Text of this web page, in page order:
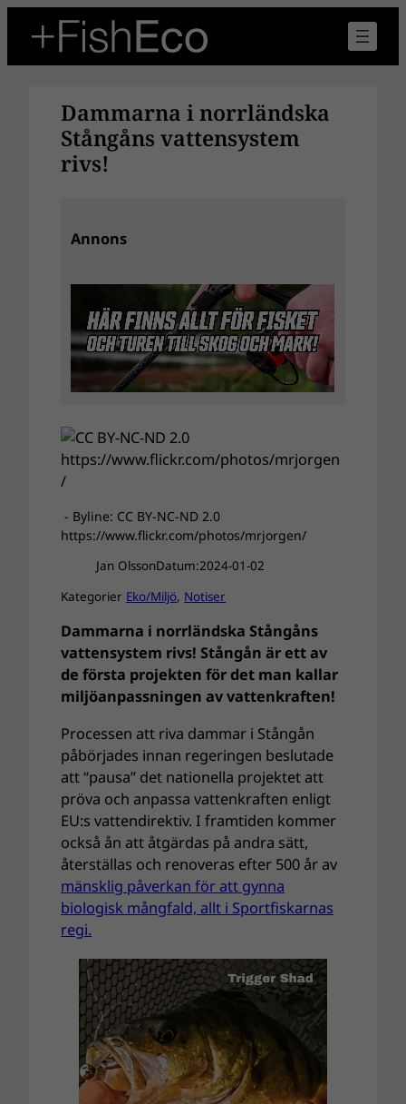
innehåll
Dammarna i norrländska
Stångåns vattensystem
rivs!
Annons
- Byline: CC BY-NC-ND 2.0
https://www.flickr.com/photos/mrjorgen/
Jan OlssonDatum:2024-01-02
Kategorier Eko/Miljö, Notiser
Dammarna i norrländska Stångåns
vattensystem rivs! Stångån är ett av
de första projekten för det man kallar
miljöanpassningen av vattenkraften!
Processen att riva dammar i Stångån
påbörjades innan regeringen beslutade
att “pausa” det nationella projektet att
pröva och anpassa vattenkraften enligt
EU:s vattendirektiv. I framtiden kommer
också ån att åtgärdas på andra sätt,
återställas och renoveras efter 500 år av
mänsklig påverkan för att gynna
biologisk mångfald, allt i Sportfiskarnas
regi.